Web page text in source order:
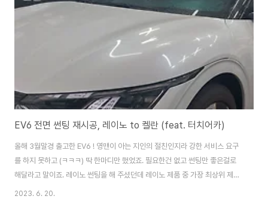
EV6 전면 썬팅 재시공, 레이노 to 켈란 (feat. 터치어카)
올해 3월말경 출고한 EV6 ! 영맨이 아는 지인의 절친인지라 강한 서비스 요구
를 하지 못하고 (ㅋㅋㅋ) 딱 한마디만 했었죠. 필요한건 없고 썬팅만 좋은걸로
해달라고 말이죠. 레이노 썬팅을 해 주셨던데 레이노 제품 중 가장 최상위 제품
으로 해 주셨더라고요. 그런데... ㅠㅠ 전면부 썬팅이 너무 어두웠어요. 야간에
2023. 6. 20.